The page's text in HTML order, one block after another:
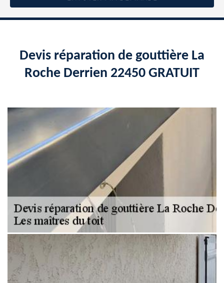
Devis réparation de gouttière La
Roche Derrien 22450 GRATUIT